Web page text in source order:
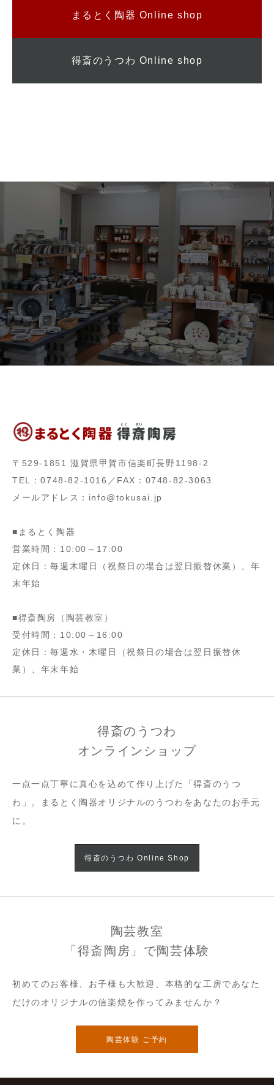
まるとく陶器 Online shop
得斎のうつわ Online shop
〒529-1851 滋賀県甲賀市信楽町長野1198-2
TEL：0748-82-1016／FAX：0748-82-3063
メールアドレス：info@tokusai.jp
■まるとく陶器
営業時間：10:00～17:00
定休日：毎週木曜日（祝祭日の場合は翌日振替休業）、年
末年始
■得斎陶房（陶芸教室）
受付時間：10:00～16:00
定休日：毎週水・木曜日（祝祭日の場合は翌日振替休
業）、年末年始
得斎のうつわ
オンラインショップ
一点一点丁寧に真心を込めて作り上げた「得斎のうつ
わ」。まるとく陶器オリジナルのうつわをあなたのお手元
に。
得斎のうつわ Online Shop
陶芸教室
「得斎陶房」で陶芸体験
初めてのお客様、お子様も大歓迎、本格的な工房であなた
だけのオリジナルの信楽焼を作ってみませんか？
陶芸体験 ご予約